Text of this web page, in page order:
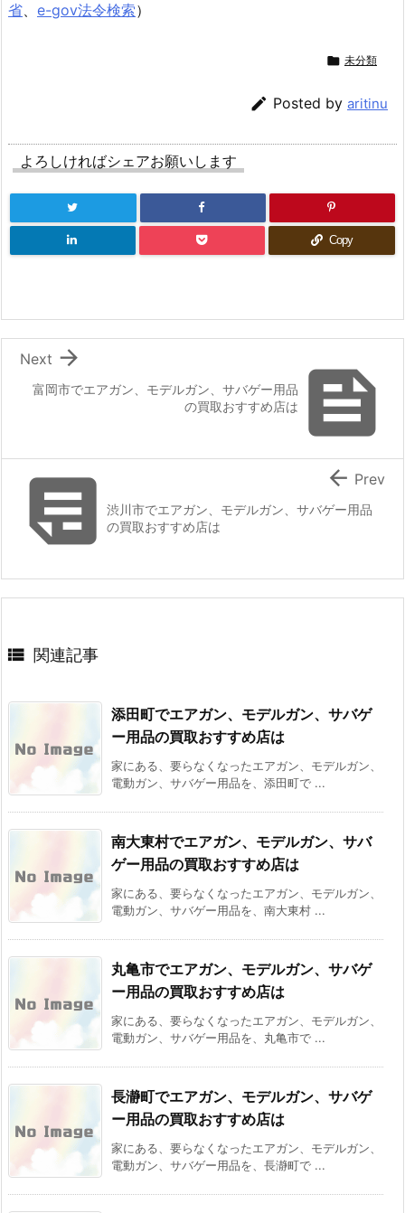
省、 e-gov法令検索）
 未分類
 Posted by aritinu
よろしければシェアお願いします
Copy

富岡市でエアガン、モデルガン、サバゲー用品
の買取おすすめ店は

Next
渋川市でエアガン、モデルガン、サバゲー用品
の買取おすすめ店は
 Prev
 関連記事
添田町でエアガン、モデルガン、サバゲ
ー用品の買取おすすめ店は
家にある、要らなくなったエアガン、モデルガン、
電動ガン、サバゲー用品を、添田町で ...
南大東村でエアガン、モデルガン、サバ
ゲー用品の買取おすすめ店は
家にある、要らなくなったエアガン、モデルガン、
電動ガン、サバゲー用品を、南大東村 ...
丸亀市でエアガン、モデルガン、サバゲ
ー用品の買取おすすめ店は
家にある、要らなくなったエアガン、モデルガン、
電動ガン、サバゲー用品を、丸亀市で ...
長瀞町でエアガン、モデルガン、サバゲ
ー用品の買取おすすめ店は
家にある、要らなくなったエアガン、モデルガン、
電動ガン、サバゲー用品を、長瀞町で ...